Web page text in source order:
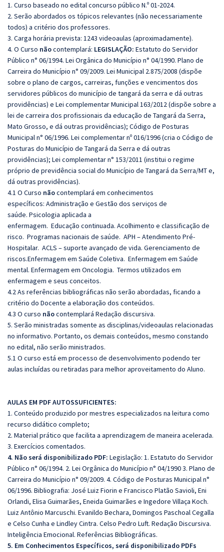
1. Curso baseado no edital concurso público N.º 01-2024.
2. Serão abordados os tópicos relevantes (não necessariamente
todos) a critério dos professores.
3. Carga horária prevista: 1243 videoaulas (aproximadamente).
4. O Curso nãocontemplará: LEGISLAÇÃO: Estatuto do Servidor
Público n° 06/1994. Lei Orgânica do Município n° 04/1990. Plano de
Carreira do Município n° 09/2009. Lei Municipal 2.875/2008 (dispõe
sobre o plano de cargos, carreiras, funções e vencimentos dos
servidores públicos do município de tangará da serra e dá outras
providências) e Lei complementar Municipal 163/2012 (dispõe sobre a
lei de carreira dos profissionais da educação de Tangará da Serra,
Mato Grosso, e dá outras providências); Código de Posturas
Municipal n° 06/1996. Lei complementar nº 016/1996 (cria o Código de
Posturas do Município de Tangará da Serra e dá outras
providências); Lei complementar n° 153/2011 (institui o regime
próprio de previdência social do Município de Tangará da Serra/MT e,
dá outras providências).
4.1 O Curso nãocontemplará em conhecimentos
específicos: Administração e Gestão dos serviços de
saúde. Psicologia aplicada a
enfermagem. Educação continuada. Acolhimento e classificação de
risco. Programas nacionais de saúde. APH – Atendimento Pré-
Hospitalar. ACLS – suporte avançado de vida. Gerenciamento de
riscos.Enfermagem em Saúde Coletiva. Enfermagem em Saúde
mental. Enfermagem em Oncologia. Termos utilizados em
enfermagem e seus conceitos.
4.2 As referências bibliográficas não serão abordadas, ficando a
critério do Docente a elaboração dos conteúdos.
4.3 O curso nãocontemplará Redação discursiva.
5. Serão ministradas somente as disciplinas/videoaulas relacionadas
no informativo. Portanto, os demais conteúdos, mesmo constando
no edital, não serão ministrados.
5.1 O curso está em processo de desenvolvimento podendo ter
aulas incluídas ou retiradas para melhor aproveitamento do Aluno.
AULAS EM PDF AUTOSSUFICIENTES:
1. Conteúdo produzido por mestres especializados na leitura como
recurso didático completo;
2. Material prático que facilita a aprendizagem de maneira acelerada.
3. Exercícios comentados.
4. Não será disponibilizado PDF: Legislação: 1. Estatuto do Servidor
Público n° 06/1994. 2. Lei Orgânica do Município n° 04/1990 3. Plano de
Carreira do Município n° 09/2009. 4. Código de Posturas Municipal n°
06/1996. Bibliografia: José Luiz Fiorin e Francisco Platão Savioli, Eni
Orlandi, Elisa Guimarães, Eneida Guimarães e Ingedore Villaça Koch.
Luiz Antônio Marcuschi. Evanildo Bechara, Domingos Paschoal Cegalla
e Celso Cunha e Lindley Cintra. Celso Pedro Luft. Redação Discursiva.
Inteligência Emocional. Referências Bibliográficas.
5. Em Conhecimentos Específicos, será disponibilizado PDFs